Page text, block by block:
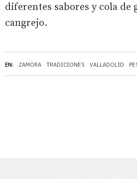
EN: ZAMORA TRADICIONES VALLADOLID
diferentes sabores y cola de
cangrejo.